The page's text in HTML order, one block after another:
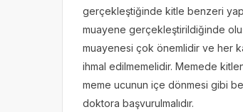
gerçekleştiğinde kitle benzeri
muayene gerçekleştirildiğinde
muayenesi çok önemlidir ve her
ihmal edilmemelidir. Memede
meme ucunun içe dönmesi gibi
doktora başvurulmalıdır.